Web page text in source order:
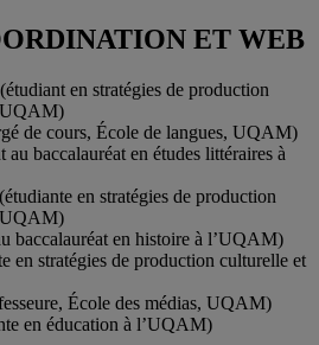
ET WEB
(étudiant en stratégies de production
de cours, École de langues, UQAM)
au baccalauréat en études littéraires à
(étudiante en stratégies de production
baccalauréat en histoire à l’UQAM)
en stratégies de production culturelle et
École des médias, UQAM)
en éducation à l’UQAM)